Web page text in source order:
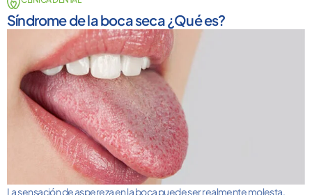
Síndrome de la boca seca ¿Qué es?
La sensación de aspereza en la boca puede ser realmente molesta,